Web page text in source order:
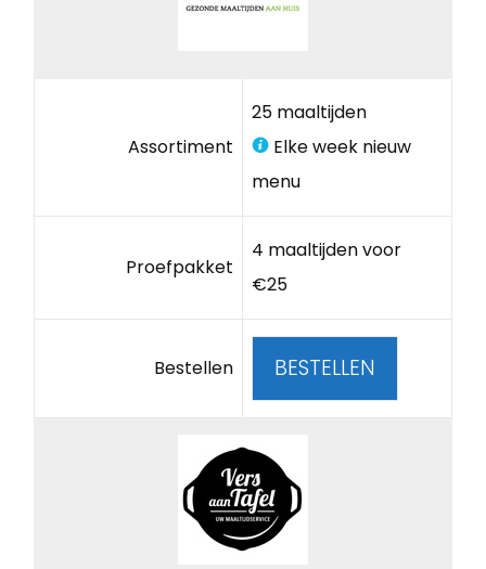
Assortiment
25 maaltijden
Elke week nieuw
menu
Proefpakket
4 maaltijden voor
€25
Bestellen BESTELLEN